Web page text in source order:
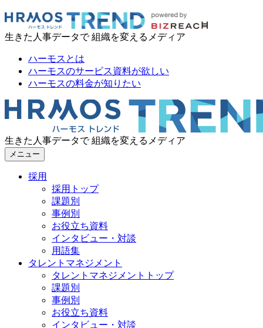
生きた人事データで 組織を変えるメディア
ハーモスとは
ハーモスのサービス資料が欲しい
ハーモスの料金が知りたい
生きた人事データで 組織を変えるメディア
メニュー
採用
採用トップ
課題別
事例別
お役立ち資料
インタビュー・対談
用語集
タレントマネジメント
タレントマネジメントトップ
課題別
事例別
お役立ち資料
インタビュー・対談